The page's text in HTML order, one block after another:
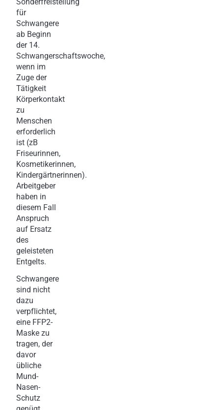
für
Schwangere
ab Beginn
der 14.
Schwangerschaftswoche,
wenn im
Zuge der
Tätigkeit
Körperkontakt
zu
Menschen
erforderlich
ist (zB
Friseurinnen,
Kosmetikerinnen,
Kindergärtnerinnen).
Arbeitgeber
haben in
diesem Fall
Anspruch
auf Ersatz
des
geleisteten
Entgelts.
Schwangere
sind nicht
dazu
verpflichtet,
eine FFP2-
Maske zu
tragen, der
davor
übliche
Mund-
Nasen-
Schutz